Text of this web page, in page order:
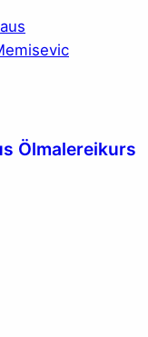
Ölmalereikurs